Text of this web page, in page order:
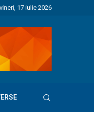
vineri, 17 iulie 2026